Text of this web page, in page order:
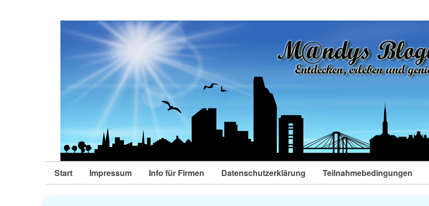
Start Impressum Info für Firmen Datenschutzerklärung Teilnahmebedingungen